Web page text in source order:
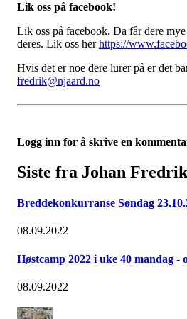
Lik oss på facebook!
Lik oss på facebook. Da får dere
deres. Lik oss herhttps://
Hvis det er noe dere lurer på er det
fredrik@njaard.no
Logg inn for å skrive en
Siste fra Johan
Breddekonkurranse Søndag
08.09.2022
Høstcamp 2022 i uke 40 mandag -
08.09.2022